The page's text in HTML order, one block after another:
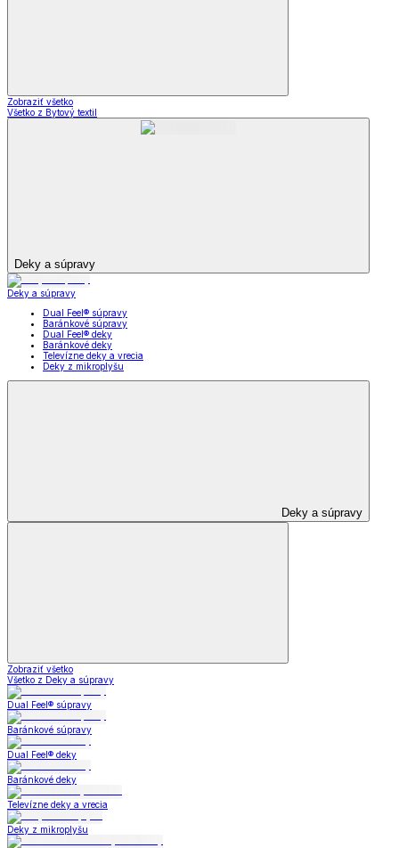
Zobraziť všetko
Všetko z Bytový textil
Deky a súpravy
Deky a súpravy
Dual Feel® súpravy
Baránkové súpravy
Dual Feel® deky
Baránkové deky
Televízne deky a vrecia
Deky z mikroplyšu
Deky a súpravy
Zobraziť všetko
Všetko z Deky a súpravy
Dual Feel® súpravy
Baránkové súpravy
Dual Feel® deky
Baránkové deky
Televízne deky a vrecia
Deky z mikroplyšu